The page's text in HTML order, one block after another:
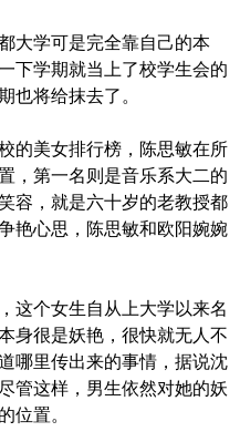
大学可是完全靠自己的本
下学期就当上了校学生会的
也将给抹去了。
的美女排行榜，陈思敏在所
，第一名则是音乐系大二的
容，就是六十岁的老教授都
艳心思，陈思敏和欧阳婉婉
这个女生自从上大学以来名
身很是妖艳，很快就无人不
哪里传出来的事情，据说沈
管这样，男生依然对她的妖
位置。